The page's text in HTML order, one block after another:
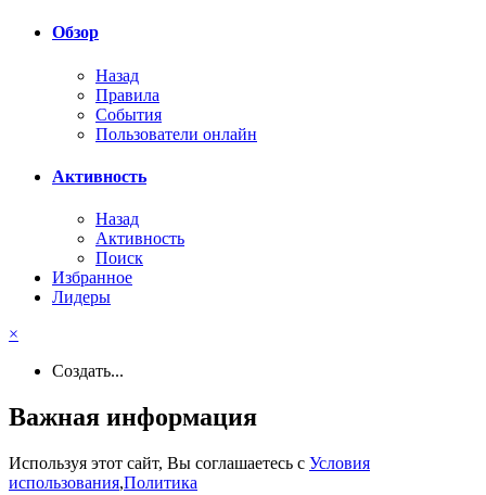
Обзор
Назад
Правила
События
Пользователи онлайн
Активность
Назад
Активность
Поиск
Избранное
Лидеры
×
Создать...
Важная информация
Используя этот сайт, Вы соглашаетесь с Условия
использования,Политика